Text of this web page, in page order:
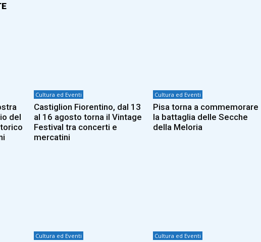
del
Cultura ed Eventi
Castiglion Fiorentino, dal 13
al 16 agosto torna il Vintage
Festival tra concerti e
mercatini
Cultura ed Eventi
Pisa torna a commemorare
la battaglia delle Secche
della Meloria
Cultura ed Eventi Cultura ed Eventi